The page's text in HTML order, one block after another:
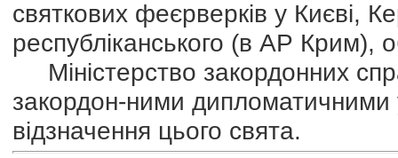
святкових феєрверків у Києві,
республіканського (в АР Крим),
Міністерство закордонних
закордон-ними дипломатичними
відзначення цього свята.